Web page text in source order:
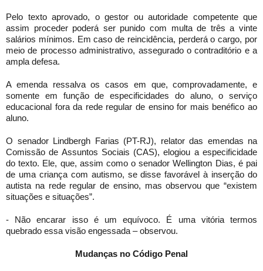
Pelo texto aprovado, o gestor ou autoridade competente que
assim proceder poderá ser punido com multa de três a vinte
salários mínimos. Em caso de reincidência, perderá o cargo, por
meio de processo administrativo, assegurado o contraditório e a
ampla defesa.
A emenda ressalva os casos em que, comprovadamente, e
somente em função de especificidades do aluno, o serviço
educacional fora da rede regular de ensino for mais benéfico ao
aluno.
O senador Lindbergh Farias (PT-RJ), relator das emendas na
Comissão de Assuntos Sociais (CAS), elogiou a especificidade
do texto. Ele, que, assim como o senador Wellington Dias, é pai
de uma criança com autismo, se disse favorável à inserção do
autista na rede regular de ensino, mas observou que “existem
situações e situações”.
- Não encarar isso é um equívoco. É uma vitória termos
quebrado essa visão engessada – observou.
Mudanças no Código Penal